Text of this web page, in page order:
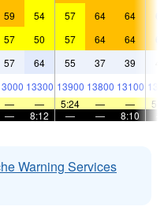
59 54 57 64 64
57 50 57 64 64
57 64 55 37 39
13300 13900 13800 13100
— — 5:24 — —
— 8:12 — — 8:10
Warning Services